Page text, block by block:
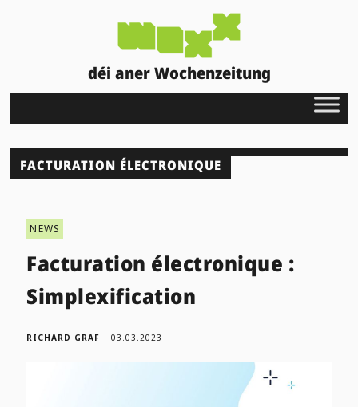
déi aner Wochenzeitung
FACTURATION ÉLECTRONIQUE
NEWS
Facturation électronique :
Simplexification
RICHARD GRAF 03.03.2023